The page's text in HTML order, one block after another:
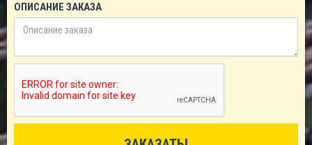
ОПИСАНИЕ ЗАКАЗА